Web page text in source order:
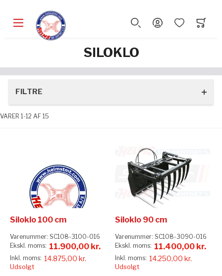
STANDARD
ENTREPRENØR
2000 SERIE
PLUS PRO SERIE
SILOKLO
VARER 1-12 AF 15
14.875,00 kr.
11.900,00 kr.
Siloklo 100 cm
Varenummer: SC108-3100-016
Udsolgt
14.250,00 kr.
11.400,00 kr.
Siloklo 90 cm
Varenummer: SC108-3090-016
Udsolgt
FILTRE